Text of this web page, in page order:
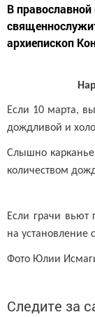
В
архиепископ
Если 10 марта,
дождливой и
Слышно
количеством
Если грачи вьют
на установление
Фото Юлии
Следите за